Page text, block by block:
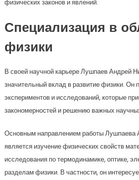
физических законов и явлений.
Специализация в
физики
В своей научной карьере Лушпаев Андрей
значительный вклад в развитие физики. Он
экспериментов и исследований, которые
закономерностей и решению важных
Основным направлением работы Лушпаева
является изучение физических свойств
исследования по термодинамике, оптике,
разделам физики. В частности, он